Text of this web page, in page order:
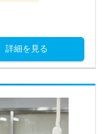
詳細を見る